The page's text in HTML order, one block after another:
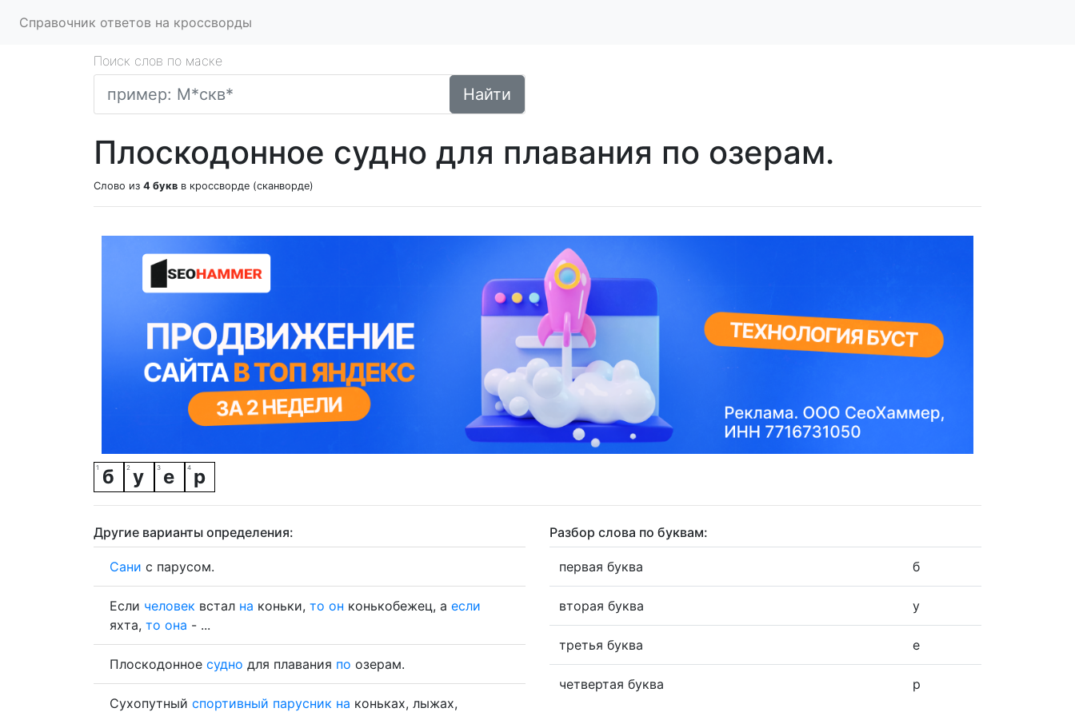
Справочник ответов на кроссворды
Поиск слов по маске
Найти
Плоскодонное судно для плавания по озерам.
Слово из 4 букв в кроссворде (сканворде)
б у е р
Другие варианты определения:
Сани с парусом.
Если человек встал на коньки, то он конькобежец, а если
яхта, то она - ...
Плоскодонное судно для плавания по озерам.
Сухопутный спортивный парусник на коньках, лыжах,
Разбор слова по буквам:
первая буква б
вторая буква у
третья буква е
четвертая буква р